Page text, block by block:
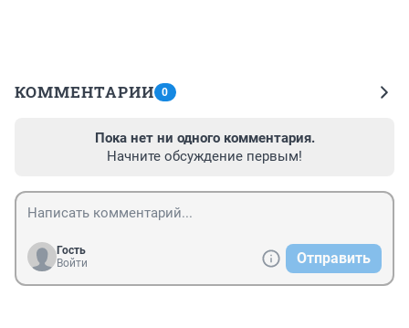
КОММЕНТАРИИ 0
Пока нет ни одного комментария.
Начните обсуждение первым!
Гость
Войти
Отправить